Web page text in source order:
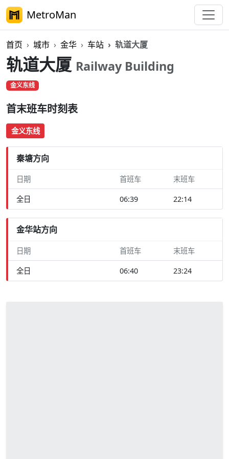
MetroMan
首页 城市 金华 车站 轨道大厦
轨道大厦 Railway Building
金义东线
首末班车时刻表
金义东线
秦塘方向
日期 首班车 末班车
全日 06:39 22:14
金华站方向
日期 首班车 末班车
全日 06:40 23:24